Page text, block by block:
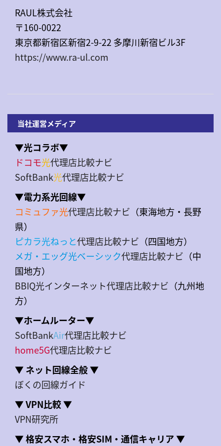
RAUL株式会社
〒160-0022
東京都新宿区新宿2-9-22 多摩川新宿ビル3F
https://www.ra-ul.com
当社運営メディア
▼光コラボ▼
ドコモ光代理店比較ナビ
SoftBank光代理店比較ナビ
▼電力系光回線▼
コミュファ光代理店比較ナビ （東海地方・長野
県）
ピカラ光ねっと代理店比較ナビ （四国地方）
メガ・エッグ光ベーシック代理店比較ナビ （中
国地方）
BBIQ光インターネット代理店比較ナビ （九州地
方）
▼ホームルーター▼
SoftBankAir代理店比較ナビ
home5G代理店比較ナビ
▼ ネット回線全般 ▼
ぼくの回線ガイド
▼ VPN比較 ▼
VPN研究所
▼ 格安スマホ・格安SIM・通信キャリア ▼